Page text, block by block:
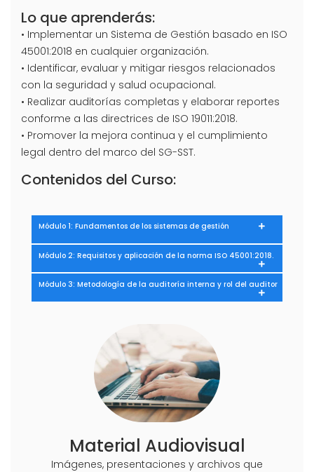
Lo que aprenderás:
• Implementar un Sistema de Gestión basado en ISO
45001:2018 en cualquier organización.
• Identificar, evaluar y mitigar riesgos relacionados
con la seguridad y salud ocupacional.
• Realizar auditorías completas y elaborar reportes
conforme a las directrices de ISO 19011:2018.
• Promover la mejora continua y el cumplimiento
legal dentro del marco del SG-SST.
Contenidos del Curso:
Módulo 1: Fundamentos de los sistemas de gestión
Módulo 2: Requisitos y aplicación de la norma ISO 45001:2018.
Módulo 3: Metodología de la auditoría interna y rol del auditor
Material Audiovisual
Imágenes, presentaciones y archivos que